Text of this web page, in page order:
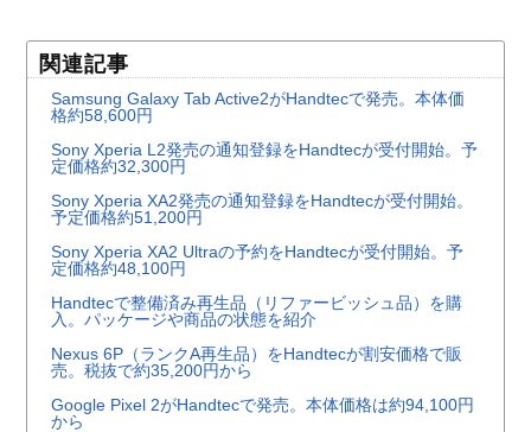
関連記事
Samsung Galaxy Tab Active2がHandtecで発売。本体価
格約58,600円
Sony Xperia L2発売の通知登録をHandtecが受付開始。予
定価格約32,300円
Sony Xperia XA2発売の通知登録をHandtecが受付開始。
予定価格約51,200円
Sony Xperia XA2 Ultraの予約をHandtecが受付開始。予
定価格約48,100円
Handtecで整備済み再生品（リファービッシュ品）を購
入。パッケージや商品の状態を紹介
Nexus 6P（ランクA再生品）をHandtecが割安価格で販
売。税抜で約35,200円から
Google Pixel 2がHandtecで発売。本体価格は約94,100円
から